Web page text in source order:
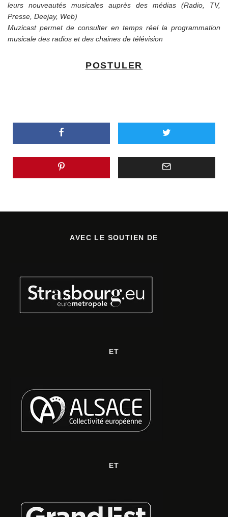
leurs nouveautés musicales auprès des médias (Radio, TV,
Presse, Deejay, Web)
Muzicast permet de consulter en temps réel la programmation
musicale des radios et des chaines de télévision
POSTULER
AVEC LE SOUTIEN DE
ET
ET